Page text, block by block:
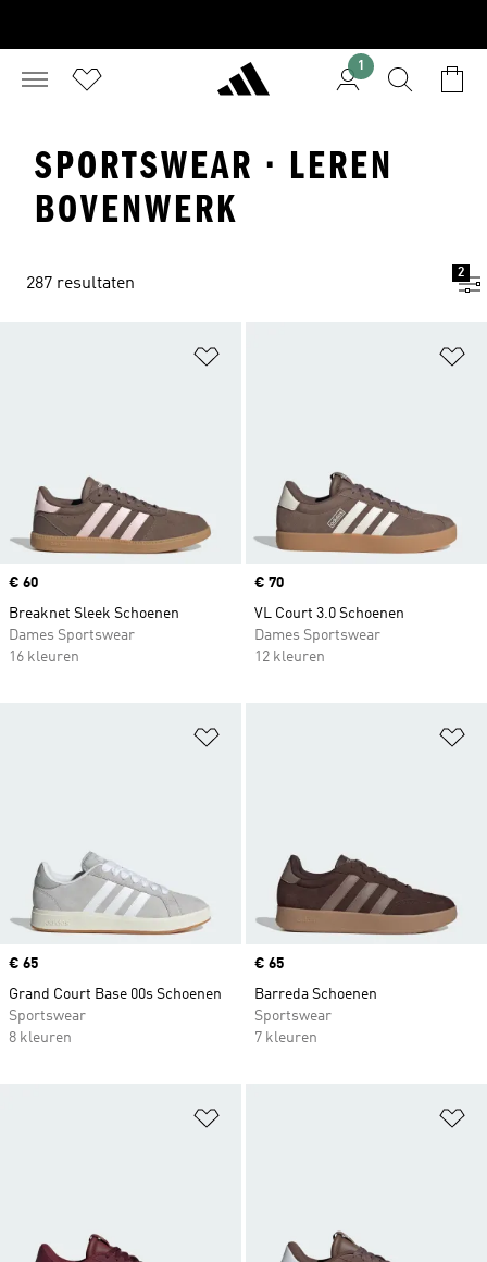
1
SPORTSWEAR · LEREN
BOVENWERK
287 resultaten
2
Price
€ 60
Breaknet Sleek Schoenen
Dames Sportswear
16 kleuren
Price
€ 70
VL Court 3.0 Schoenen
Dames Sportswear
12 kleuren
Price
€ 65
Grand Court Base 00s Schoenen
Sportswear
8 kleuren
Price
€ 65
Barreda Schoenen
Sportswear
7 kleuren